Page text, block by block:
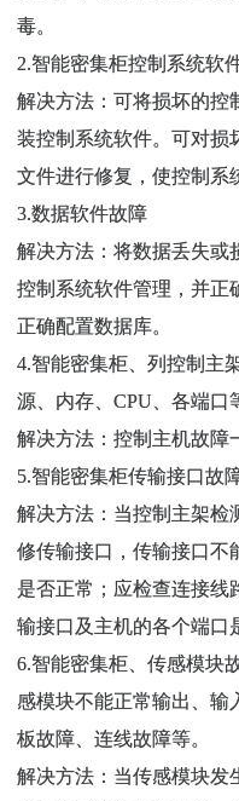
毒。
2.智能密集柜控制系统软
解决方法：可将损坏的控
装控制系统软件。可对损
文件进行修复，使控制系
3.数据软件故障
解决方法：将数据丢失或
控制系统软件管理，并正
正确配置数据库。
4.智能密集柜、列控制主
源、内存、CPU、各端口
解决方法：控制主机故障
5.智能密集柜传输接口故
解决方法：当控制主架检
修传输接口，传输接口不
是否正常；应检查连接线
输接口及主机的各个端口
6.智能密集柜、传感模块
感模块不能正常输出、输
板故障、连线故障等。
解决方法：当传感模块发